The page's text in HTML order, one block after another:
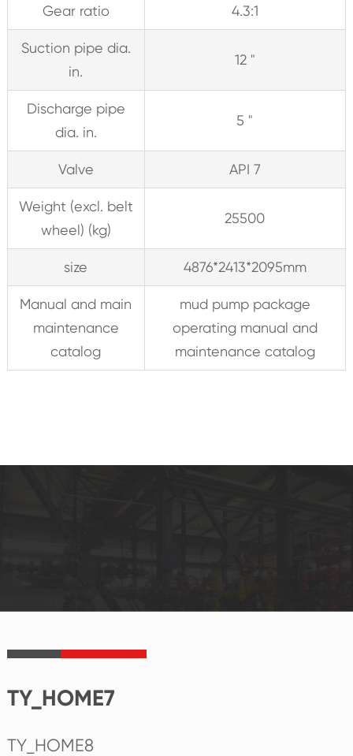
Gear ratio 4.3:1
Suction pipe dia.
in.
12 "
Discharge pipe
dia. in.
5 "
Valve API 7
Weight (excl. belt
wheel) (kg)
25500
size 4876*2413*2095mm
Manual and main
maintenance
catalog
mud pump package
operating manual and
maintenance catalog
TY_HOME7
TY_HOME8